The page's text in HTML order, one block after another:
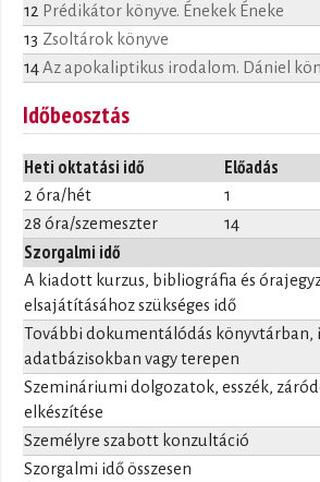
12 Prédikátor könyve. Énekek Éneke
13 Zsoltárok könyve
14Az apokaliptikus irodalom. Dániel
Időbeosztás
Heti oktatási idő Előadás
2 óra/hét 1
28 óra/szemeszter
14
Szorgalmi idő
A kiadott kurzus, bibliográfia és
elsajátításához szükséges idő
További dokumentálódás könyvtárban,
adatbázisokban vagy terepen
Szemináriumi dolgozatok, esszék,
elkészítése
Személyre szabott konzultáció
Szorgalmi idő összesen